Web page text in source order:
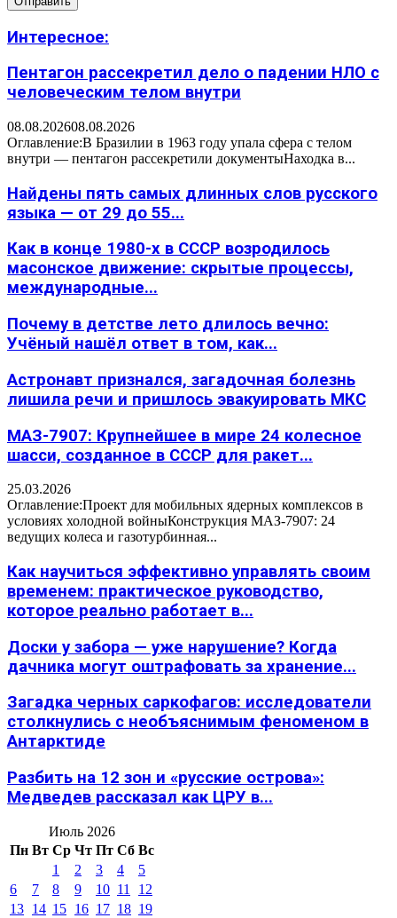
Интересное:
Пентагон рассекретил дело о падении НЛО с
человеческим телом внутри
08.08.202608.08.2026
Оглавление:В Бразилии в 1963 году упала сфера с телом
внутри — пентагон рассекретили документыНаходка в...
Найдены пять самых длинных слов русского
языка — от 29 до 55...
Как в конце 1980-х в СССР возродилось
масонское движение: скрытые процессы,
международные...
Почему в детстве лето длилось вечно:
Учёный нашёл ответ в том, как...
Астронавт признался, загадочная болезнь
лишила речи и пришлось эвакуировать МКС
МАЗ-7907: Крупнейшее в мире 24 колесное
шасси, созданное в СССР для ракет...
25.03.2026
Оглавление:Проект для мобильных ядерных комплексов в
условиях холодной войныКонструкция МАЗ-7907: 24
ведущих колеса и газотурбинная...
Как научиться эффективно управлять своим
временем: практическое руководство,
которое реально работает в...
Доски у забора — уже нарушение? Когда
дачника могут оштрафовать за хранение...
Загадка черных саркофагов: исследователи
столкнулись с необъяснимым феноменом в
Антарктиде
Разбить на 12 зон и «русские острова»:
Медведев рассказал как ЦРУ в...
Июль 2026
Пн Вт Ср Чт Пт Сб Вс
1
2 3 4
5
6
7 8 9 10 11
12
13 14 15 16 17 18 19